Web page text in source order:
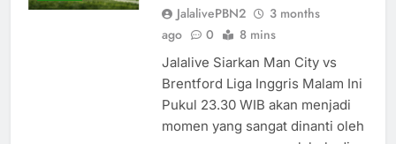
JalalivePBN2
3 months
ago
0 8 mins
Jalalive Siarkan Man City vs
Brentford Liga Inggris Malam Ini
Pukul 23.30 WIB akan menjadi
momen yang sangat dinanti oleh